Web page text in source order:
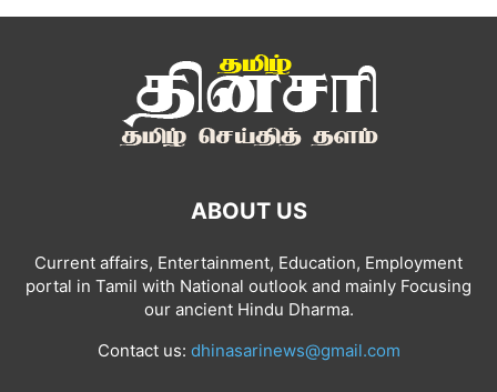
ABOUT US
Current affairs, Entertainment, Education, Employment
portal in Tamil with National outlook and mainly Focusing
our ancient Hindu Dharma.
Contact us: dhinasarinews@gmail.com